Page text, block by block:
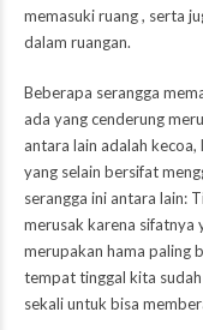
memasuki ruang , serta
dalam ruangan.
Beberapa serangga
ada yang cenderung
antara lain adalah kecoa,
yang selain bersifat
serangga ini antara lain:
merusak karena sifatnya
merupakan hama paling
tempat tinggal kita
sekali untuk bisa